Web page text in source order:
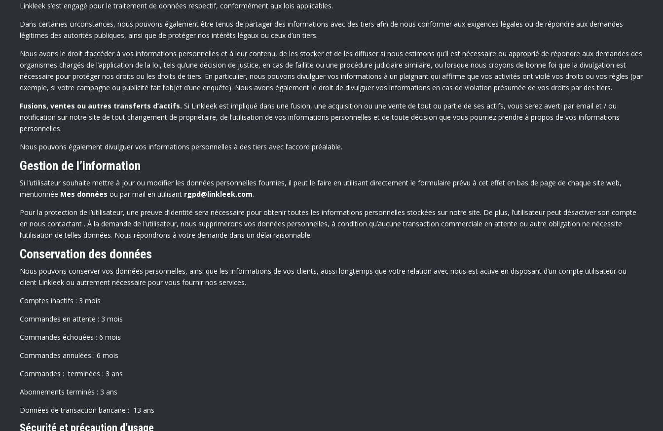
Linkleek s’est engagé pour le traitement de données respectif, conformément aux lois applicables.
Dans certaines circonstances, nous pouvons également être tenus de partager des informations avec des tiers afin de nous conformer aux exigences légales ou de répondre aux demandes
légitimes des autorités publiques, ainsi que de protéger nos intérêts légaux ou ceux d’un tiers.
Nous avons le droit d’accéder à vos informations personnelles et à leur contenu, de les stocker et de les diffuser si nous estimons qu’il est nécessaire ou approprié de répondre aux demandes des
organismes chargés de l’application de la loi, tels qu’une décision de justice, en cas de faillite ou une procédure judiciaire similaire, ou lorsque nous croyons de bonne foi que la divulgation est
nécessaire pour protéger nos droits ou les droits de tiers. En particulier, nous pouvons divulguer vos informations à un plaignant qui affirme que vos activités ont violé vos droits ou vos règles (par
exemple, si votre campagne ou publicité fait l’objet d’une enquête). Nous avons également le droit de divulguer vos informations en cas de violation présumée de vos droits par des tiers.
Fusions, ventes ou autres transferts d’actifs.Si Linkleek est impliqué dans une fusion, une acquisition ou une vente de tout ou partie de ses actifs, vous serez averti par email et / ou
notification sur notre site de tout changement de propriétaire, de l’utilisation de vos informations personnelles et de toute décision que vous pourriez prendre à propos de vos informations
personnelles.
Nous pouvons également divulguer vos informations personnelles à des tiers avec l’accord préalable.
Gestion de l’information
Si l’utilisateur souhaite mettre à jour ou modifier les données personnelles fournies, il peut le faire en utilisant directement le formulaire prévu à cet effet en bas de page de chaque site web,
mentionnée Mes donnéesou par mail en utilisant rgpd@linkleek.com.
Pour la protection de l’utilisateur, une preuve d’identité sera nécessaire pour obtenir toutes les informations personnelles stockées sur notre site. De plus, l’utilisateur peut désactiver son compte
en nous contactant . À la demande de l’utilisateur, nous supprimerons vos données personnelles, à condition qu’aucune transaction commerciale en attente ou autre obligation ne nécessite
l’utilisation de telles données. Nous répondrons à votre demande dans un délai raisonnable.
Conservation des données
Nous pouvons conserver vos données personnelles, ainsi que les informations de vos clients, aussi longtemps que votre relation avec nous est active en disposant d’un compte utilisateur ou
client Linkleek ou autrement nécessaire pour vous fournir nos services.
Comptes inactifs : 3 mois
Commandes en attente : 3 mois
Commandes échouées : 6 mois
Commandes annulées : 6 mois
Commandes : terminées : 3 ans
Abonnements terminés : 3 ans
Données de transaction bancaire : 13 ans
Sécurité et précaution d’usage